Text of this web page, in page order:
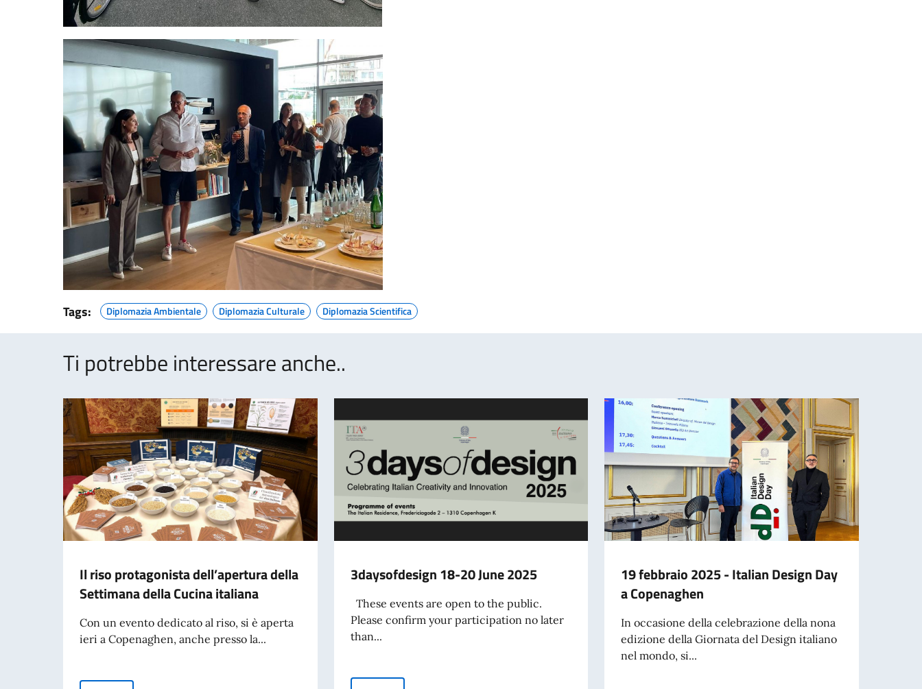
Tags: Diplomazia Ambientale Diplomazia Culturale Diplomazia Scientifica
Ti potrebbe interessare anche..
Il riso protagonista dell’apertura della
Settimana della Cucina italiana
Con un evento dedicato al riso, si è aperta
ieri a Copenaghen, anche presso la...
3daysofdesign 18-20 June 2025
These events are open to the public.
Please confirm your participation no later
than...
19 febbraio 2025 - Italian Design Day
a Copenaghen
In occasione della celebrazione della nona
edizione della Giornata del Design italiano
nel mondo, si...